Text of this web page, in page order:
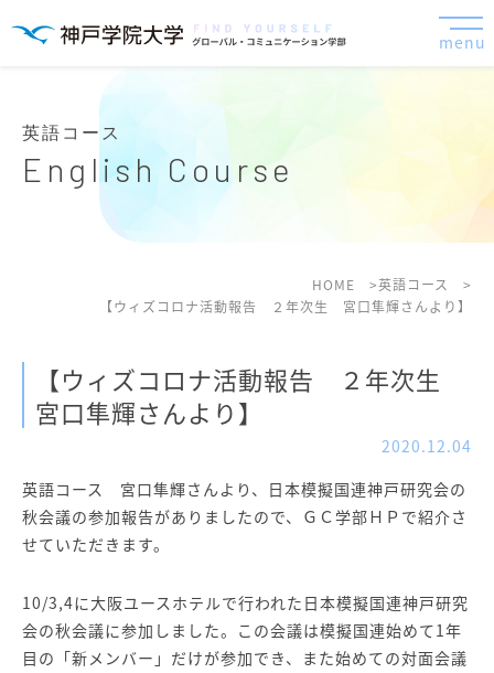
menu
English Course
英語コース
HOME
英語コース
【ウィズコロナ活動報告 ２年次生 宮口隼輝さんより】
【ウィズコロナ活動報告 ２年次生
宮口隼輝さんより】
2020.12.04
英語コース 宮口隼輝さんより、日本模擬国連神戸研究会の
秋会議の参加報告がありましたので、ＧＣ学部ＨＰで紹介さ
せていただきます。
10/3,4に大阪ユースホテルで行われた日本模擬国連神戸研究
会の秋会議に参加しました。この会議は模擬国連始めて1年
目の「新メンバー」だけが参加でき、また始めての対面会議